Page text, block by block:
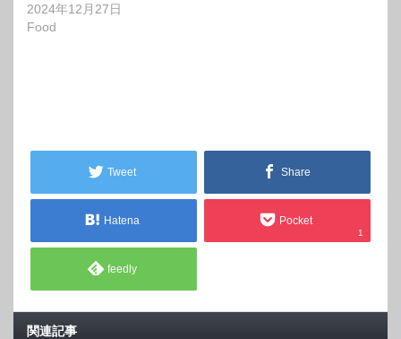
2024年12月27日
Food
Tweet Share
Hatena Pocket
1
feedly
関連記事